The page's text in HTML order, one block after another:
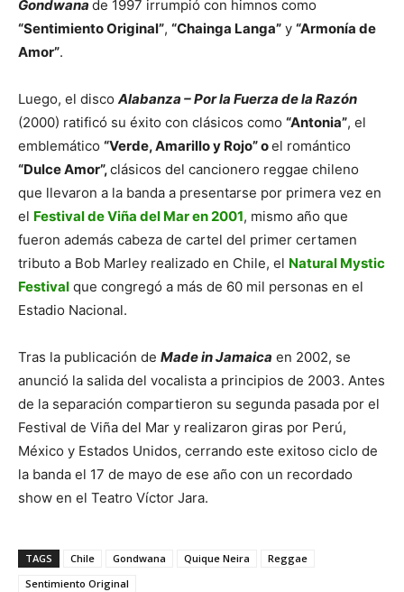
Gondwana de 1997 irrumpió con himnos como
“Sentimiento Original”, “Chainga Langa” y “Armonía de
Amor”.
Luego, el disco Alabanza – Por la Fuerza de la Razón
(2000) ratificó su éxito con clásicos como “Antonia”, el
emblemático “Verde, Amarillo y Rojo” oel romántico
“Dulce Amor”,clásicos del cancionero reggae chileno
que llevaron a la banda a presentarse por primera vez en
el Festival de Viña del Mar en 2001, mismo año que
fueron además cabeza de cartel del primer certamen
tributo a Bob Marley realizado en Chile, el Natural Mystic
Festival que congregó a más de 60 mil personas en el
Estadio Nacional.
Tras la publicación de Made in Jamaica en 2002, se
anunció la salida del vocalista a principios de 2003. Antes
de la separación compartieron su segunda pasada por el
Festival de Viña del Mar y realizaron giras por Perú,
México y Estados Unidos, cerrando este exitoso ciclo de
la banda el 17 de mayo de ese año con un recordado
show en el Teatro Víctor Jara.
TAGS Chile Gondwana Quique Neira
Reggae
Sentimiento Original